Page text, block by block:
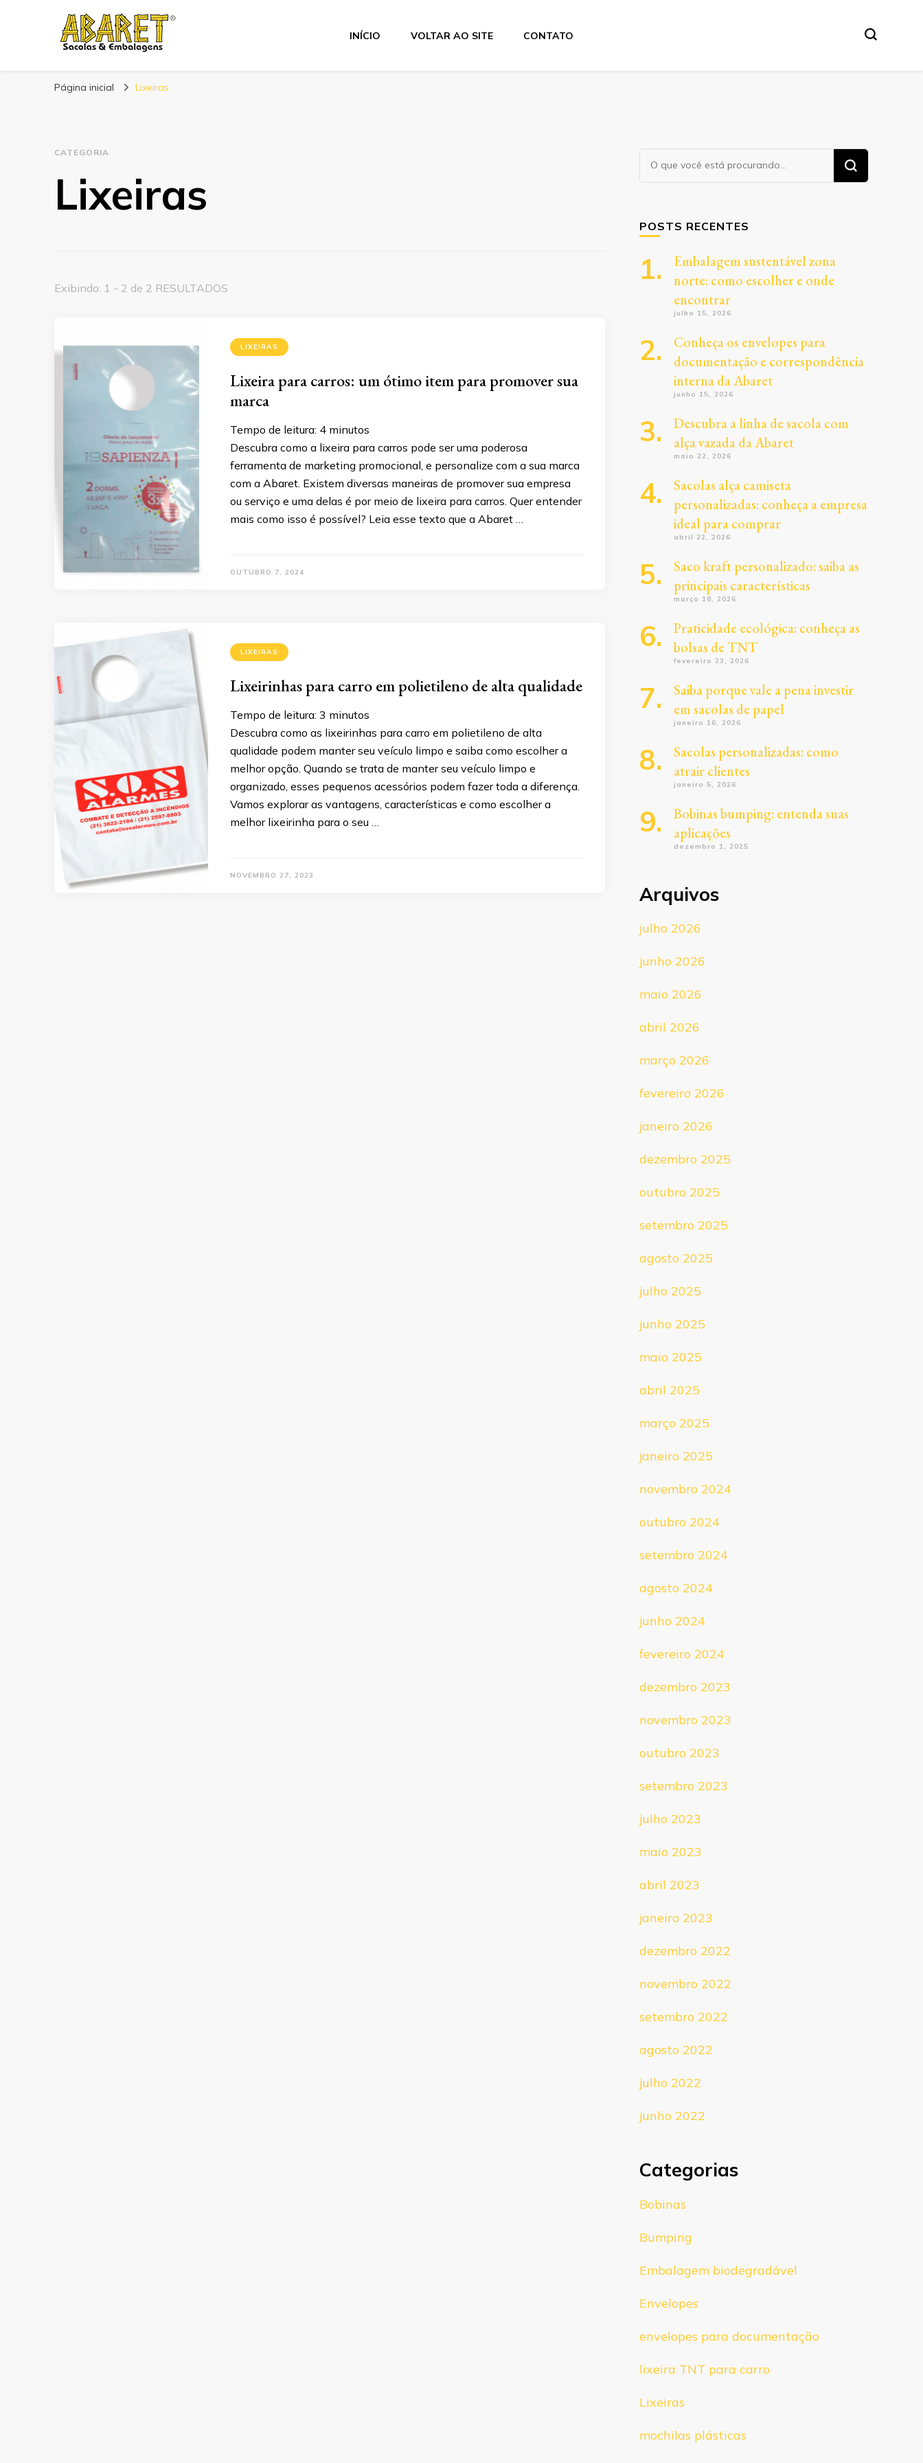
Abaret
INÍCIO VOLTAR AO SITE CONTATO
Página inicial Lixeiras
CATEGORIA
Lixeiras
Exibindo: 1 - 2 de 2 RESULTADOS
LIXEIRAS
Lixeira para carros: um ótimo item para promover sua
marca
Tempo de leitura: 4 minutos
Descubra como a lixeira para carros pode ser uma poderosa
ferramenta de marketing promocional, e personalize com a sua marca
com a Abaret. Existem diversas maneiras de promover sua empresa
ou serviço e uma delas é por meio de lixeira para carros. Quer entender
mais como isso é possível? Leia esse texto que a Abaret …
OUTUBRO 7, 2024
LIXEIRAS
Lixeirinhas para carro em polietileno de alta qualidade
Tempo de leitura: 3 minutos
Descubra como as lixeirinhas para carro em polietileno de alta
qualidade podem manter seu veículo limpo e saiba como escolher a
melhor opção. Quando se trata de manter seu veículo limpo e
organizado, esses pequenos acessórios podem fazer toda a diferença.
Vamos explorar as vantagens, características e como escolher a
melhor lixeirinha para o seu …
NOVEMBRO 27, 2023
Procurando
algo?
POSTS RECENTES
Embalagem sustentável zona
norte: como escolher e onde
encontrar
julho 15, 2026
Conheça os envelopes para
documentação e correspondência
interna da Abaret
junho 15, 2026
Descubra a linha de sacola com
alça vazada da Abaret
maio 22, 2026
Sacolas alça camiseta
personalizadas: conheça a empresa
ideal para comprar
abril 22, 2026
Saco kraft personalizado: saiba as
principais características
março 18, 2026
Praticidade ecológica: conheça as
bolsas de TNT
fevereiro 23, 2026
Saiba porque vale a pena investir
em sacolas de papel
janeiro 16, 2026
Sacolas personalizadas: como
atrair clientes
janeiro 5, 2026
Bobinas bumping: entenda suas
aplicações
dezembro 1, 2025
Arquivos
julho 2026
junho 2026
maio 2026
abril 2026
março 2026
fevereiro 2026
janeiro 2026
dezembro 2025
outubro 2025
setembro 2025
agosto 2025
julho 2025
junho 2025
maio 2025
abril 2025
março 2025
janeiro 2025
novembro 2024
outubro 2024
setembro 2024
agosto 2024
junho 2024
fevereiro 2024
dezembro 2023
novembro 2023
outubro 2023
setembro 2023
julho 2023
maio 2023
abril 2023
janeiro 2023
dezembro 2022
novembro 2022
setembro 2022
agosto 2022
julho 2022
junho 2022
Categorias
Bobinas
Bumping
Embalagem biodegradável
Envelopes
envelopes para documentação
lixeira TNT para carro
Lixeiras
mochilas plásticas